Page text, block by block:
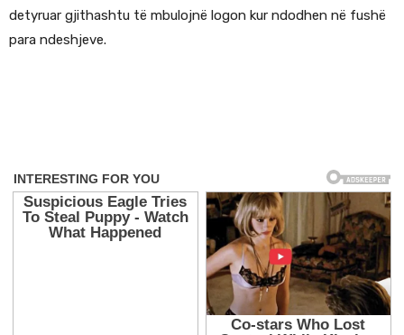
detyruar gjithashtu të mbulojnë logon kur ndodhen në fushë
para ndeshjeve.